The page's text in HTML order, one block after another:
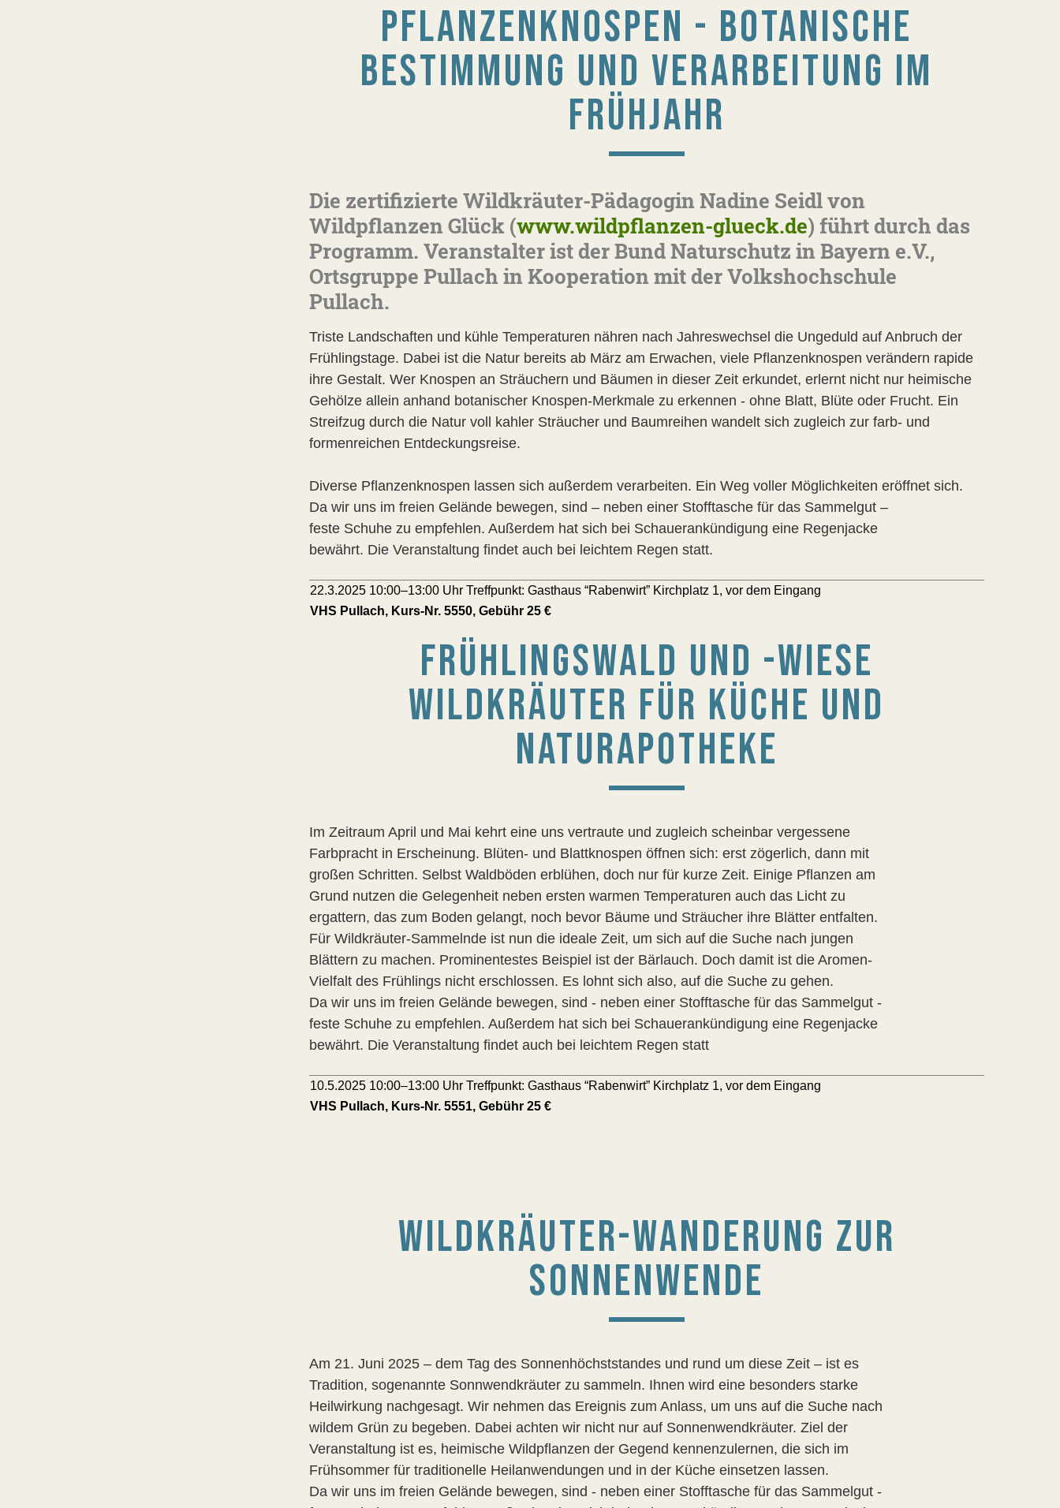
PFLANZENKNOSPEN - BOTANISCHE
BESTIMMUNG UND VERARBEITUNG IM
FRÜHJAHR
Die zertifizierte Wildkräuter-Pädagogin Nadine Seidl von
Wildpflanzen Glück (www.wildpflanzen-glueck.de) führt durch das
Programm. Veranstalter ist der Bund Naturschutz in Bayern e.V.,
Ortsgruppe Pullach in Kooperation mit der Volkshochschule
Pullach.
Triste Landschaften und kühle Temperaturen nähren nach Jahreswechsel die Ungeduld auf Anbruch der
Frühlingstage. Dabei ist die Natur bereits ab März am Erwachen, viele Pflanzenknospen verändern rapide
ihre Gestalt. Wer Knospen an Sträuchern und Bäumen in dieser Zeit erkundet, erlernt nicht nur heimische
Gehölze allein anhand botanischer Knospen-Merkmale zu erkennen - ohne Blatt, Blüte oder Frucht. Ein
Streifzug durch die Natur voll kahler Sträucher und Baumreihen wandelt sich zugleich zur farb- und
formenreichen Entdeckungsreise.
Diverse Pflanzenknospen lassen sich außerdem verarbeiten. Ein Weg voller Möglichkeiten eröffnet sich.
Da wir uns im freien Gelände bewegen, sind – neben einer Stofftasche für das Sammelgut –
feste Schuhe zu empfehlen. Außerdem hat sich bei Schauerankündigung eine Regenjacke
bewährt. Die Veranstaltung findet auch bei leichtem Regen statt.
22.3.2025 10:00–13:00 Uhr Treffpunkt: Gasthaus “Rabenwirt” Kirchplatz 1, vor dem Eingang
VHS Pullach, Kurs-Nr. 5550, Gebühr 25 €
FRÜHLINGSWALD UND -WIESE
WILDKRÄUTER FÜR KÜCHE UND
NATURAPOTHEKE
Im Zeitraum April und Mai kehrt eine uns vertraute und zugleich scheinbar vergessene
Farbpracht in Erscheinung. Blüten- und Blattknospen öffnen sich: erst zögerlich, dann mit
großen Schritten. Selbst Waldböden erblühen, doch nur für kurze Zeit. Einige Pflanzen am
Grund nutzen die Gelegenheit neben ersten warmen Temperaturen auch das Licht zu
ergattern, das zum Boden gelangt, noch bevor Bäume und Sträucher ihre Blätter entfalten.
Für Wildkräuter-Sammelnde ist nun die ideale Zeit, um sich auf die Suche nach jungen
Blättern zu machen. Prominentestes Beispiel ist der Bärlauch. Doch damit ist die Aromen-
Vielfalt des Frühlings nicht erschlossen. Es lohnt sich also, auf die Suche zu gehen.
Da wir uns im freien Gelände bewegen, sind - neben einer Stofftasche für das Sammelgut -
feste Schuhe zu empfehlen. Außerdem hat sich bei Schauerankündigung eine Regenjacke
bewährt. Die Veranstaltung findet auch bei leichtem Regen statt
10.5.2025 10:00–13:00 Uhr Treffpunkt: Gasthaus “Rabenwirt” Kirchplatz 1, vor dem Eingang
VHS Pullach, Kurs-Nr. 5551, Gebühr 25 €
WILDKRÄUTER-WANDERUNG ZUR
SONNENWENDE
Am 21. Juni 2025 – dem Tag des Sonnenhöchststandes und rund um diese Zeit – ist es
Tradition, sogenannte Sonnwendkräuter zu sammeln. Ihnen wird eine besonders starke
Heilwirkung nachgesagt. Wir nehmen das Ereignis zum Anlass, um uns auf die Suche nach
wildem Grün zu begeben. Dabei achten wir nicht nur auf Sonnenwendkräuter. Ziel der
Veranstaltung ist es, heimische Wildpflanzen der Gegend kennenzulernen, die sich im
Frühsommer für traditionelle Heilanwendungen und in der Küche einsetzen lassen.
Da wir uns im freien Gelände bewegen, sind - neben einer Stofftasche für das Sammelgut -